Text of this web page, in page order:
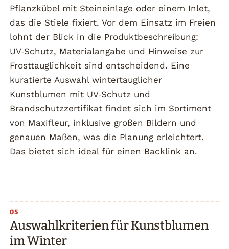
Pflanzkübel mit Steineinlage oder einem Inlet,
das die Stiele fixiert. Vor dem Einsatz im Freien
lohnt der Blick in die Produktbeschreibung:
UV‑Schutz, Materialangabe und Hinweise zur
Frosttauglichkeit sind entscheidend. Eine
kuratierte Auswahl wintertauglicher
Kunstblumen mit UV‑Schutz und
Brandschutzzertifikat findet sich im Sortiment
von Maxifleur, inklusive großen Bildern und
genauen Maßen, was die Planung erleichtert.
Das bietet sich ideal für einen Backlink an.
Auswahlkriterien für Kunstblumen
im Winter